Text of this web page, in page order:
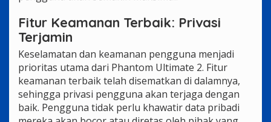
Fitur Keamanan Terbaik: Privasi
Terjamin
Keselamatan dan keamanan pengguna menjadi
prioritas utama dari Phantom Ultimate 2. Fitur
keamanan terbaik telah disematkan di dalamnya,
sehingga privasi pengguna akan terjaga dengan
baik. Pengguna tidak perlu khawatir data pribadi